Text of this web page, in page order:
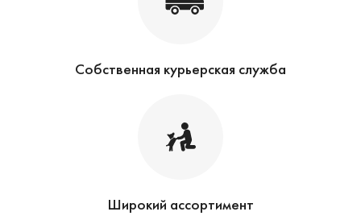
Собственная курьерская служба
Широкий ассортимент